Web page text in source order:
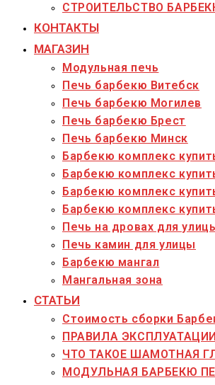
СТРОИТЕЛЬСТВО
КОНТАКТЫ
МАГАЗИН
Модульная печь
Печь барбекю Витебск
Печь барбекю Могилев
Печь барбекю Брест
Печь барбекю Минск
Барбекю комплекс
Барбекю комплекс
Барбекю комплекс
Барбекю комплекс
Печь на дровах для
Печь камин для улицы
Барбекю мангал
Мангальная зона
СТАТЬИ
Стоимость сборки
ПРАВИЛА
ЧТО ТАКОЕ ШАМОТНАЯ
МОДУЛЬНАЯ БАРБЕКЮ